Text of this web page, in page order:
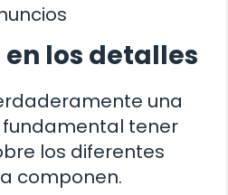
los detalles
una
tener
los diferentes
componen.